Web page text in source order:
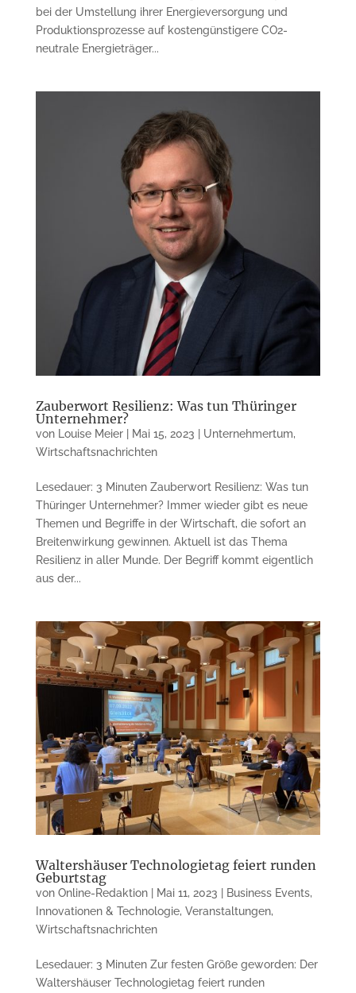
bei der Umstellung ihrer Energieversorgung und
Produktionsprozesse auf kostengünstigere CO2-
neutrale Energieträger...
Zauberwort Resilienz: Was tun Thüringer
Unternehmer?
von Louise Meier| Mai 15, 2023 Unternehmertum,
Wirtschaftsnachrichten
Lesedauer: 3 Minuten Zauberwort Resilienz: Was tun
Thüringer Unter­nehmer? Immer wieder gibt es neue
Themen und Begriffe in der Wirtschaft, die sofort an
Breitenwirkung gewinnen. Aktuell ist das Thema
Resilienz in aller Munde. Der Begriff kommt eigentlich
aus der...
Waltershäuser Technologietag feiert runden
Geburtstag
von Online-Redaktion| Mai 11, 2023 Business Events,
Innovationen & Technologie, Veranstaltungen,
Wirtschaftsnachrichten
Lesedauer: 3 Minuten Zur festen Größe geworden: Der
Walters­häuser Technologie­tag feiert runden